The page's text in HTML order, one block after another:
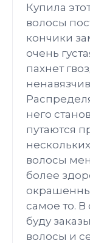
Купила
волосы
кончики
очень
пахнет
него
путаются
волосы
более
самое то.
буду
волосы и